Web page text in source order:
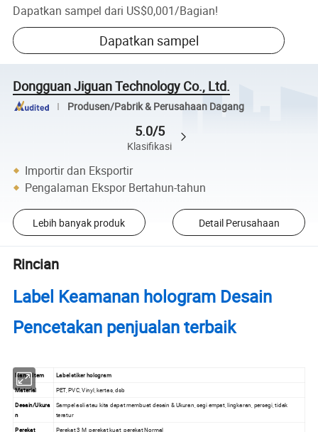
Dapatkan sampel dari US$0,001/Bagian!
Dapatkan sampel
Dongguan Jiguan Technology Co., Ltd.
Produsen/Pabrik & Perusahaan Dagang
5.0/5
Klasifikasi
Importir dan Eksportir
Pengalaman Ekspor Bertahun-tahun
Lebih banyak produk Detail Perusahaan
Rincian
Label Keamanan hologram Desain
Pencetakan penjualan terbaik
Nama Item
Label stiker hologram
Material
PET, PVC, Vinyl, kertas, dsb
Desain/Ukura
n
Sampel asli atau kita dapat membuat desain & Ukuran, segi empat, lingkaran, persegi, tidak
teratur
Perekat
Perekat 3 M, perekat kuat, perekat Normal